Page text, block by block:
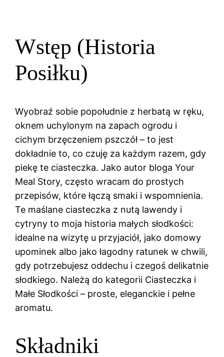
Wstęp (Historia
Posiłku)
Wyobraź sobie popołudnie z herbatą w ręku,
oknem uchylonym na zapach ogrodu i
cichym brzęczeniem pszczół – to jest
dokładnie to, co czuję za każdym razem, gdy
piekę te ciasteczka. Jako autor bloga Your
Meal Story, często wracam do prostych
przepisów, które łączą smaki i wspomnienia.
Te maślane ciasteczka z nutą lawendy i
cytryny to moja historia małych słodkości:
idealne na wizytę u przyjaciół, jako domowy
upominek albo jako łagodny ratunek w chwili,
gdy potrzebujesz oddechu i czegoś delikatnie
słodkiego. Należą do kategorii Ciasteczka i
Małe Słodkości – proste, eleganckie i pełne
aromatu.
Składniki